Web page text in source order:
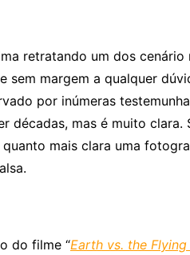
retratando um dos
sem margem a qualquer
por inúmeras
décadas, mas é muito
quanto mais clara uma
do filme “Earth vs. the Flying